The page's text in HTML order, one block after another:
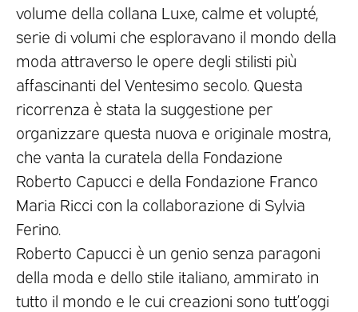
volume della collana Luxe, calme et volupté,
serie di volumi che esploravano il mondo della
moda attraverso le opere degli stilisti più
affascinanti del Ventesimo secolo. Questa
ricorrenza è stata la suggestione per
organizzare questa nuova e originale mostra,
che vanta la curatela della Fondazione
Roberto Capucci e della Fondazione Franco
Maria Ricci con la collaborazione di Sylvia
Ferino.
Roberto Capucci è un genio senza paragoni
della moda e dello stile italiano, ammirato in
tutto il mondo e le cui creazioni sono tutt’oggi